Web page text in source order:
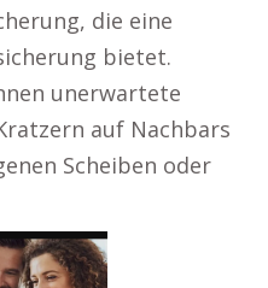
die eine
bietet.
unerwartete
auf Nachbars
Scheiben oder